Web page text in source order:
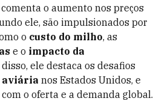
o aumento nos preços
ele, são impulsionados por
o custo do milho, as
e o impacto da
ele destaca os desafios
nos Estados Unidos, e
o oferta e a demanda global.